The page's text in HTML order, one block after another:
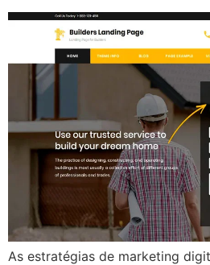
As estratégias de marketing